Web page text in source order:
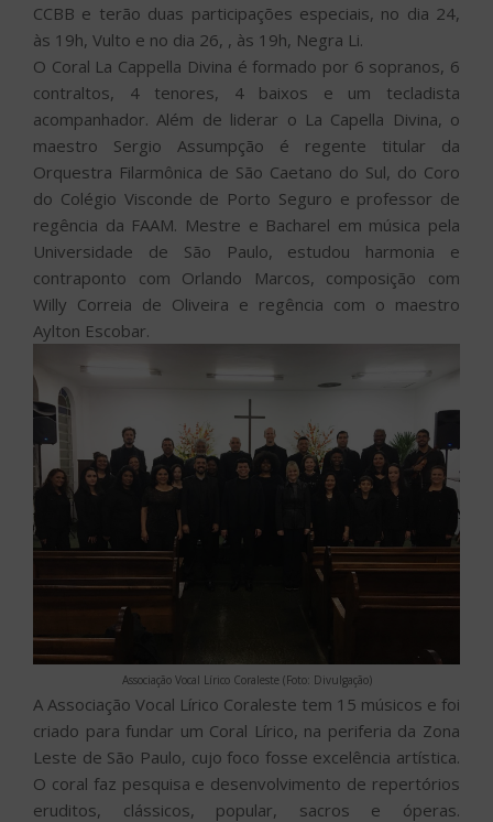
CCBB e terão duas participações especiais, no dia 24,
às 19h, Vulto e no dia 26, , às 19h, Negra Li.
O Coral La Cappella Divina é formado por 6 sopranos, 6
contraltos, 4 tenores, 4 baixos e um tecladista
acompanhador. Além de liderar o La Capella Divina, o
maestro Sergio Assumpção é regente titular da
Orquestra Filarmônica de São Caetano do Sul, do Coro
do Colégio Visconde de Porto Seguro e professor de
regência da FAAM. Mestre e Bacharel em música pela
Universidade de São Paulo, estudou harmonia e
contraponto com Orlando Marcos, composição com
Willy Correia de Oliveira e regência com o maestro
Aylton Escobar.
Associação Vocal Lírico Coraleste (Foto: Divulgação)
A Associação Vocal Lírico Coraleste tem 15 músicos e foi
criado para fundar um Coral Lírico, na periferia da Zona
Leste de São Paulo, cujo foco fosse excelência artística.
O coral faz pesquisa e desenvolvimento de repertórios
eruditos, clássicos, popular, sacros e óperas.